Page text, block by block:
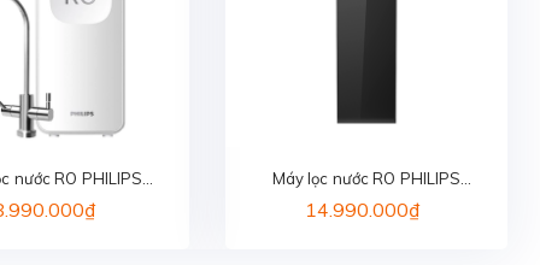
nước RO PHILIPS
AUT2015/74
Máy lọc nước RO PHILIPS
ADD8922/74
14.990.000₫